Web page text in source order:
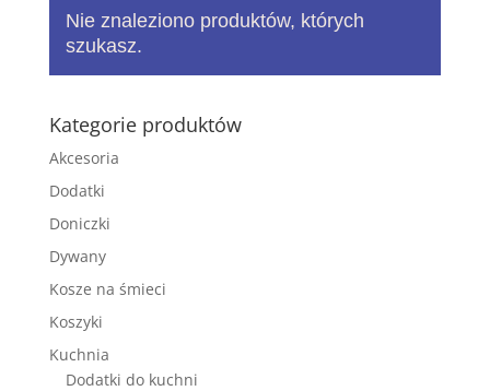
Nie znaleziono produktów, których
szukasz.
Kategorie produktów
Akcesoria
Dodatki
Doniczki
Dywany
Kosze na śmieci
Koszyki
Kuchnia
Dodatki do kuchni